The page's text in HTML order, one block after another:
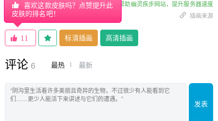
帮助幽灵疾步网站，提升服务器速度
插画来源
喜欢这款皮肤吗？点赞提升此
皮肤的排名吧！
11 标清插画 高清插画
评论 6 最热 最新
发表